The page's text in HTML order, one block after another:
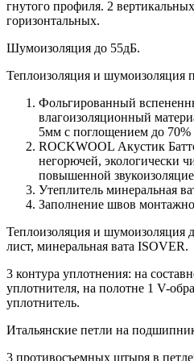
гнутого профиля. 2
горизонтальных.
Шумоизоляция до 55дБ.
Теплоизоляция и шумоизоляция
Фольгированный
влагоизоляционный
5мм с поглощением до
ROCKWOOL Акустик
негорючей, экологически
повышенной
Утеплитель минеральная
Заполнение швов
Теплоизоляция и шумоизоляция
лист, минеральная вата ISOVER.
3 контура уплотнения: на
уплотнителя, на полотне 1 V-
уплотнитель.
Итальянские петли на
3 противосъемных штыря в